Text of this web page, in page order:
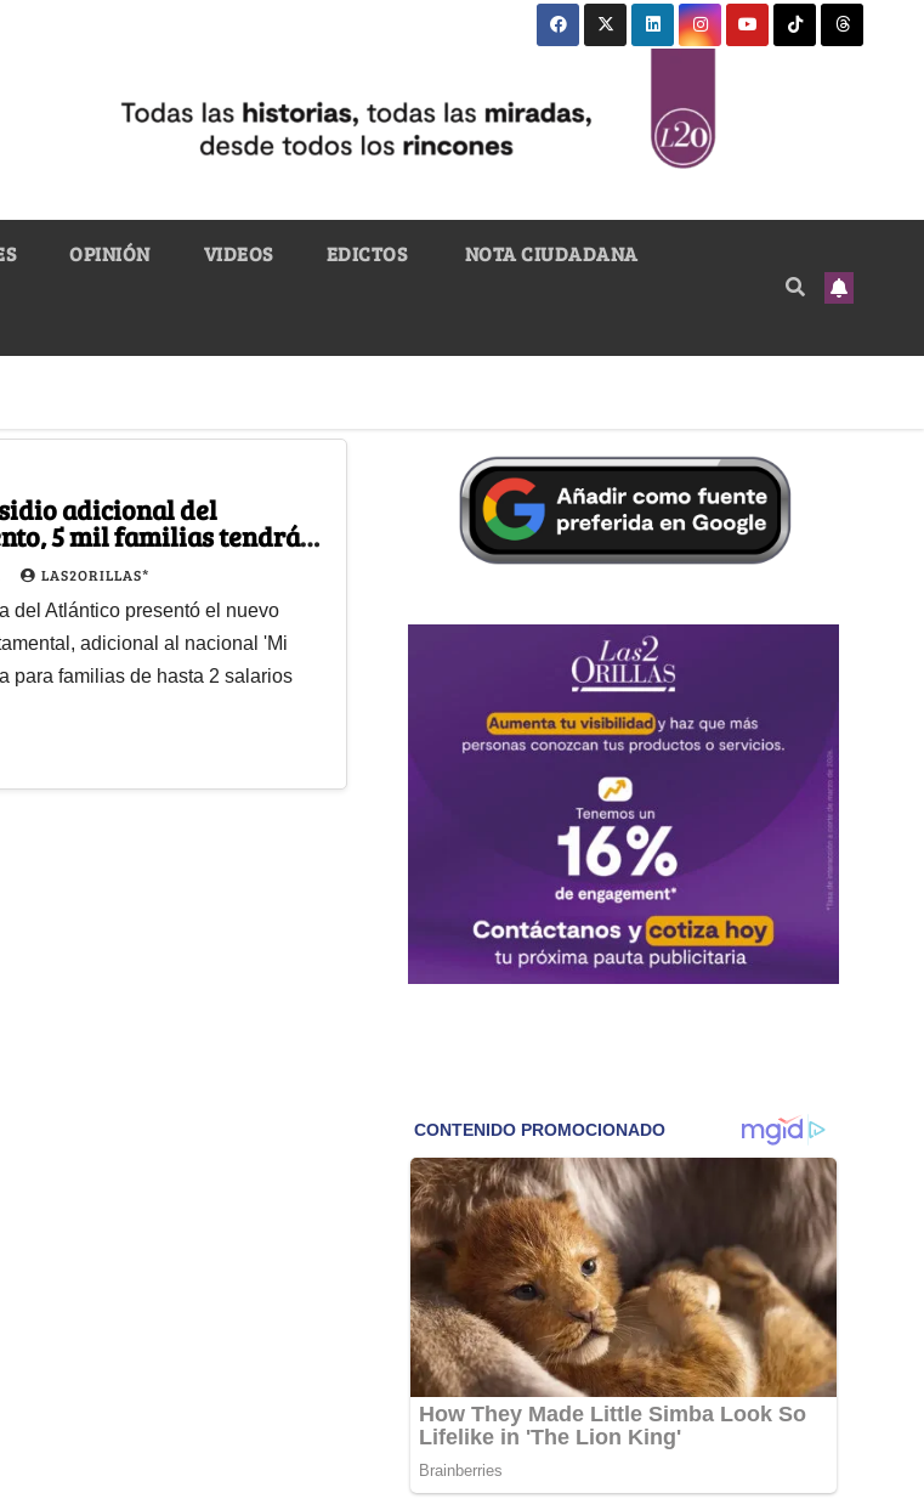
OPINIÓN VIDEOS EDICTOS NOTA CIUDADANA
adicional del
5 mil familias tendrán
Elsa Noguera
LAS2ORILLAS*
del Atlántico presentó el nuevo
adicional al nacional 'Mi
para familias de hasta 2 salarios